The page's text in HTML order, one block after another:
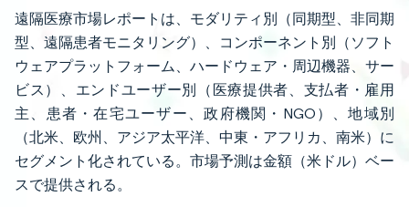
遠隔医療市場レポートは、モダリティ別（同期型、非同期
型、遠隔患者モニタリング）、コンポーネント別（ソフト
ウェアプラットフォーム、ハードウェア・周辺機器、サー
ビス）、エンドユーザー別（医療提供者、支払者・雇用
主、患者・在宅ユーザー、政府機関・NGO）、地域別
（北米、欧州、アジア太平洋、中東・アフリカ、南米）に
セグメント化されている。市場予測は金額（米ドル）ベー
スで提供される。